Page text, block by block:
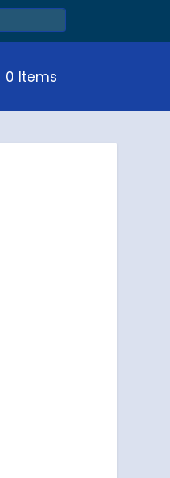
0 Items